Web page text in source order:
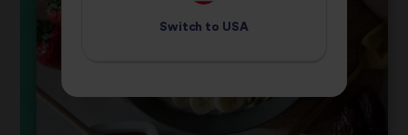
Switch to USA